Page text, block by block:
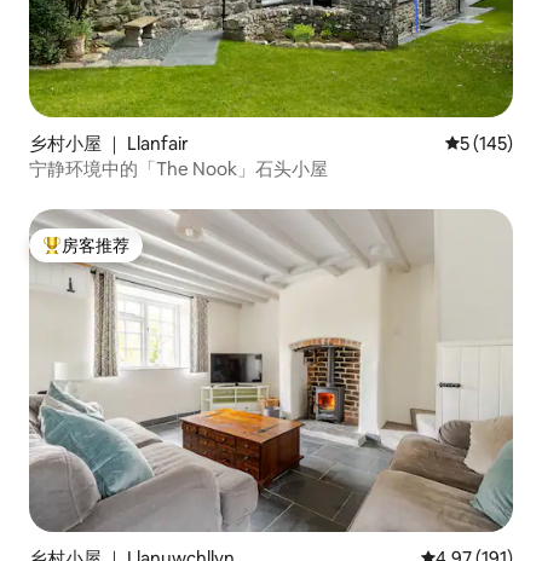
乡村小屋 ｜ Llanfair 平均评分 5
5 (145)
宁静环境中的「The Nook」石头小屋
热门「房客推荐」
房客推荐